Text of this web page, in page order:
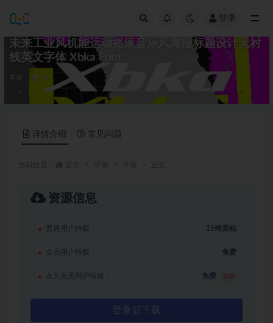
登录
未来工业风机能运动摇滚音乐风海报标题设计无衬
线英文字体 Xbka Font
字体 15
详情介绍 常见问题
资源信息
普通用户特权： 15琦美钻
会员用户特权： 免费
永久会员用户特权： 免费
登录后下载